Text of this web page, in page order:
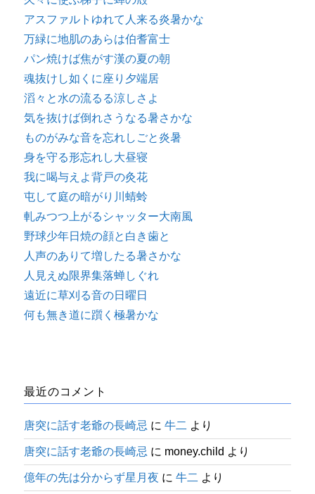
アスファルトゆれて人来る炎暑かな
万緑に地肌のあらは伯耆富士
パン焼けば焦がす漢の夏の朝
魂抜けし如くに座り夕端居
滔々と水の流るる涼しさよ
気を抜けば倒れさうなる暑さかな
ものがみな音を忘れしごと炎暑
身を守る形忘れし大昼寝
我に喝与えよ背戸の灸花
屯して庭の暗がり川蜻蛉
軋みつつ上がるシャッター大南風
野球少年日焼の顔と白き歯と
人声のありて増したる暑さかな
人見えぬ限界集落蝉しぐれ
遠近に草刈る音の日曜日
何も無き道に躓く極暑かな
最近のコメント
唐突に話す老爺の長崎忌 に牛二 より
唐突に話す老爺の長崎忌 に money.child より
億年の先は分からず星月夜 に牛二 より